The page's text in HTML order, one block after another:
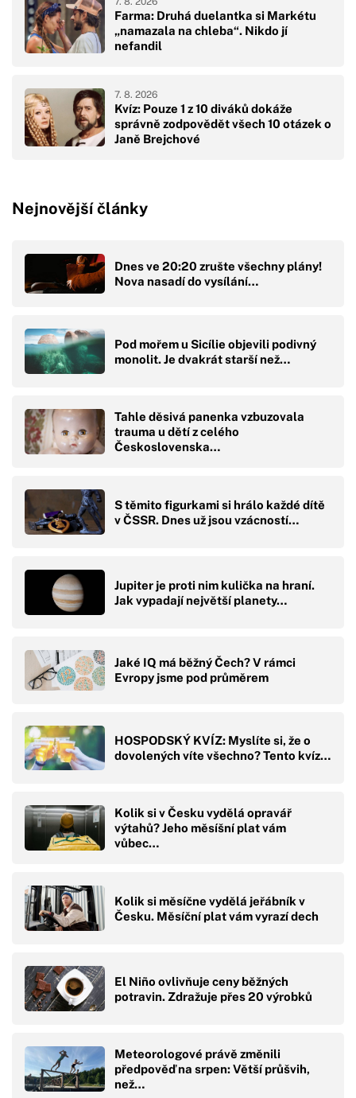
Farma: Druhá duelantka si Markétu
„namazala na chleba“. Nikdo jí
nefandil
Kvíz: Pouze 1 z 10 diváků dokáže
správně zodpovědět všech 10 otázek o
Janě Brejchové
7. 8. 2026
Nejnovější články
Dnes ve 20:20 zrušte všechny plány!
Nova nasadí do vysílání…
Pod mořem u Sicílie objevili podivný
monolit. Je dvakrát starší než…
Tahle děsivá panenka vzbuzovala
trauma u dětí z celého
Československa…
S těmito figurkami si hrálo každé dítě
v ČSSR. Dnes už jsou vzácností…
Jupiter je proti nim kulička na hraní.
Jak vypadají největší planety…
Jaké IQ má běžný Čech? V rámci
Evropy jsme pod průměrem
HOSPODSKÝ KVÍZ: Myslíte si, že o
dovolených víte všechno? Tento kvíz…
Kolik si v Česku vydělá opravář
výtahů? Jeho měsíšní plat vám
vůbec…
Kolik si měsíčne vydělá jeřábník v
Česku. Měsíční plat vám vyrazí dech
El Niño ovlivňuje ceny běžných
potravin. Zdražuje přes 20 výrobků
Meteorologové právě změnili
předpověď na srpen: Větší průšvih,
než…